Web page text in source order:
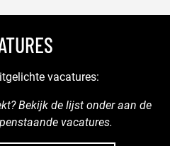
vacatures:
Bekijk de lijst onder aan de
vacatures.